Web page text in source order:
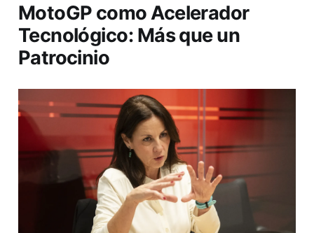
MotoGP como Acelerador
Tecnológico: Más que un
Patrocinio